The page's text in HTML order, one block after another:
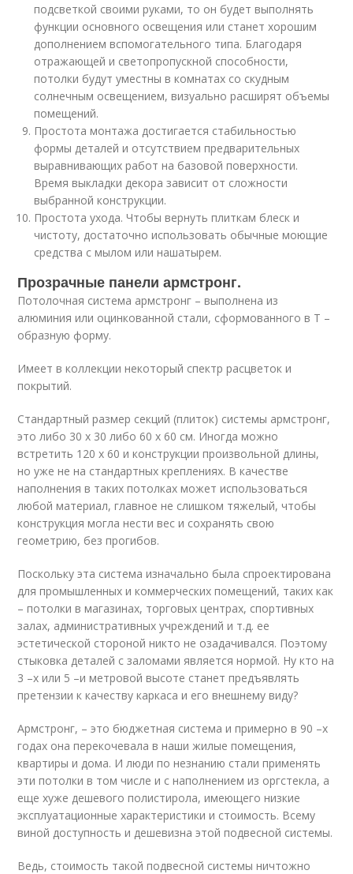
подсветкой своими руками, то он будет выполнять
функции основного освещения или станет хорошим
дополнением вспомогательного типа. Благодаря
отражающей и светопропускной способности,
потолки будут уместны в комнатах со скудным
солнечным освещением, визуально расширят объемы
помещений.
Простота монтажа достигается стабильностью
формы деталей и отсутствием предварительных
выравнивающих работ на базовой поверхности.
Время выкладки декора зависит от сложности
выбранной конструкции.
Простота ухода. Чтобы вернуть плиткам блеск и
чистоту, достаточно использовать обычные моющие
средства с мылом или нашатырем.
Прозрачные панели армстронг.
Потолочная система армстронг – выполнена из
алюминия или оцинкованной стали, сформованного в Т –
образную форму.
Имеет в коллекции некоторый спектр расцветок и
покрытий.
Стандартный размер секций (плиток) системы армстронг,
это либо 30 х 30 либо 60 х 60 см. Иногда можно
встретить 120 х 60 и конструкции произвольной длины,
но уже не на стандартных креплениях. В качестве
наполнения в таких потолках может использоваться
любой материал, главное не слишком тяжелый, чтобы
конструкция могла нести вес и сохранять свою
геометрию, без прогибов.
Поскольку эта система изначально была спроектирована
для промышленных и коммерческих помещений, таких как
– потолки в магазинах, торговых центрах, спортивных
залах, административных учреждений и т.д. ее
эстетической стороной никто не озадачивался. Поэтому
стыковка деталей с заломами является нормой. Ну кто на
3 –х или 5 –и метровой высоте станет предъявлять
претензии к качеству каркаса и его внешнему виду?
Армстронг, – это бюджетная система и примерно в 90 –х
годах она перекочевала в наши жилые помещения,
квартиры и дома. И люди по незнанию стали применять
эти потолки в том числе и с наполнением из оргстекла, а
еще хуже дешевого полистирола, имеющего низкие
эксплуатационные характеристики и стоимость. Всему
виной доступность и дешевизна этой подвесной системы.
Ведь, стоимость такой подвесной системы ничтожно